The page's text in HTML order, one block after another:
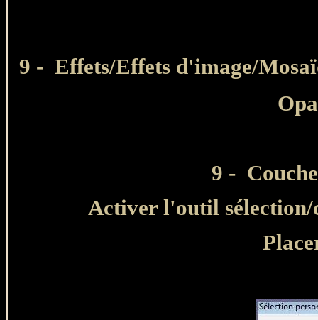
9 - Effets/Effets d'image/
9 -
Activer l'outil sélection/